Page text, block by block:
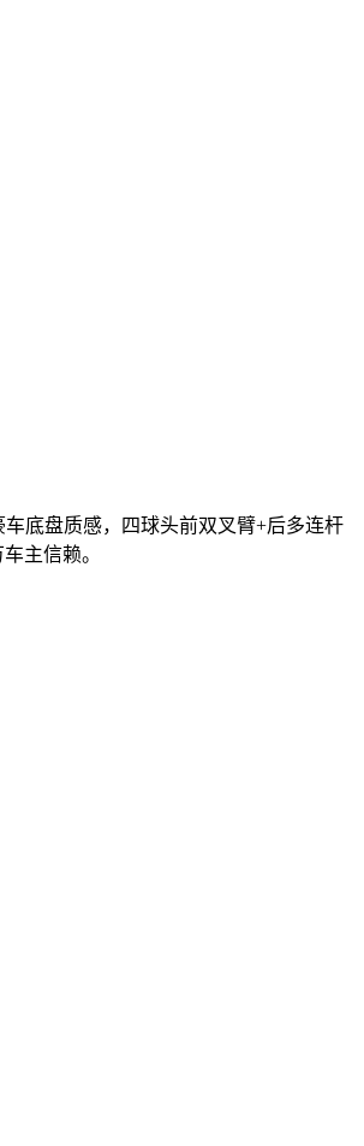
底盘质感，四球头前双叉臂+后多连杆
主信赖。